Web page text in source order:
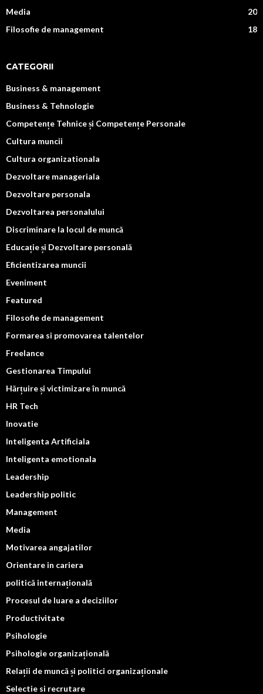
Media
20
Filosofie de management
18
CATEGORII
Business & management
Business & Tehnologie
Competențe Tehnice și Competențe Personale
Cultura muncii
Cultura organizationala
Dezvoltare manageriala
Dezvoltare personala
Dezvoltarea personalului
Discriminare la locul de muncă
Educație și Dezvoltare personală
Eficientizarea muncii
Eveniment
Featured
Filosofie de management
Formarea si promovarea talentelor
Freelance
Gestionarea Timpului
Hărțuire și victimizare în muncă
HR Tech
Inovatie
Inteligenta Artificiala
Inteligenta emotionala
Leadership
Leadership politic
Management
Media
Motivarea angajatilor
Orientare in cariera
politică internațională
Procesul de luare a deciziilor
Productivitate
Psihologie
Psihologie organizațională
Relații de muncă și politici organizaționale
Selectie si recrutare